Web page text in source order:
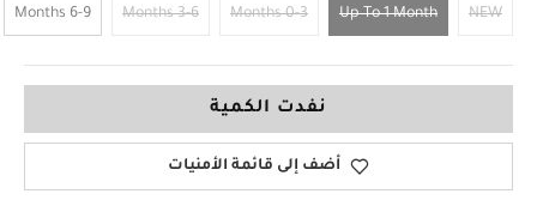
NEW
Up To 1 Month
0-3 Months
3-6 Months
6-9 Months
نفدت الكمية
أضف إلى قائمة الأمنيات